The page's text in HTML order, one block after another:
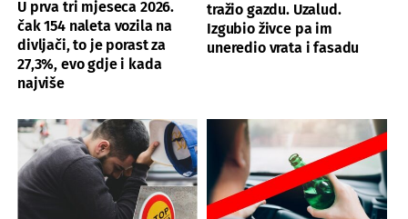
U prva tri mjeseca 2026.
čak 154 naleta vozila na
divljači, to je porast za
27,3%, evo gdje i kada
najviše
tražio gazdu. Uzalud.
Izgubio živce pa im
uneredio vrata i fasadu